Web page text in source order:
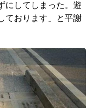
にしてしまった。遊
ております」と平謝